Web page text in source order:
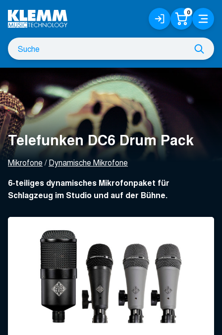
Hauptinhalt
Suche
nach
Anmelden
/
Registrieren
0 Menü
Telefunken DC6 Drum Pack
Mikrofone
Dynamische Mikrofone
6-teiliges dynamisches Mikrofonpaket für
Schlagzeug im Studio und auf der Bühne.